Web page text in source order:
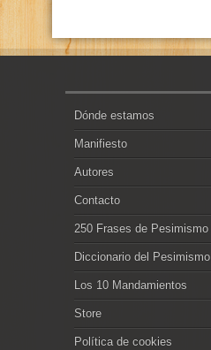
Dónde estamos
Manifiesto
Autores
Contacto
250 Frases de Pesimismo
Diccionario del Pesimismo
Los 10 Mandamientos
Store
Política de cookies